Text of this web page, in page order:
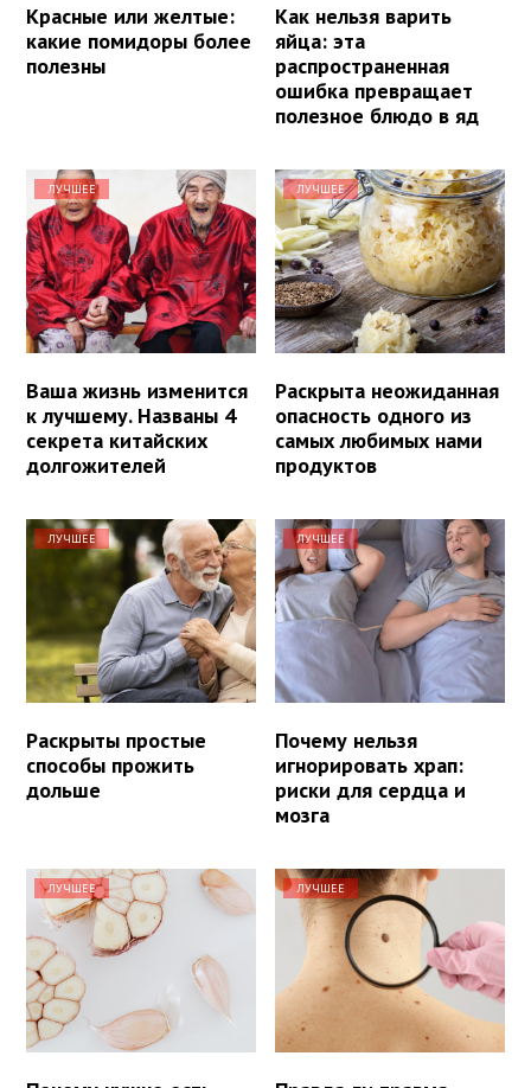
Красные или желтые:
какие помидоры более
полезны
Как нельзя варить
яйца: эта
распространенная
ошибка превращает
полезное блюдо в яд
ЛУЧШЕЕ
Ваша жизнь изменится
к лучшему. Названы 4
секрета китайских
долгожителей
ЛУЧШЕЕ
Раскрыта неожиданная
опасность одного из
самых любимых нами
продуктов
ЛУЧШЕЕ
Раскрыты простые
способы прожить
дольше
ЛУЧШЕЕ
Почему нельзя
игнорировать храп:
риски для сердца и
мозга
ЛУЧШЕЕ ЛУЧШЕЕ